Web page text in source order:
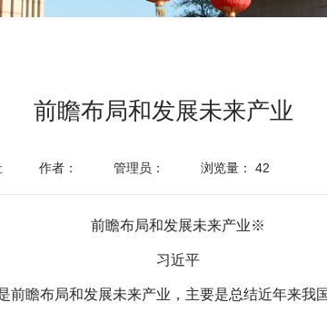
前瞻布局和发展未来产业
作者： 管理员： 浏览量： 42
前瞻布局和发展未来产业※
习近平
瞻布局和发展未来产业，主要是总结近年来